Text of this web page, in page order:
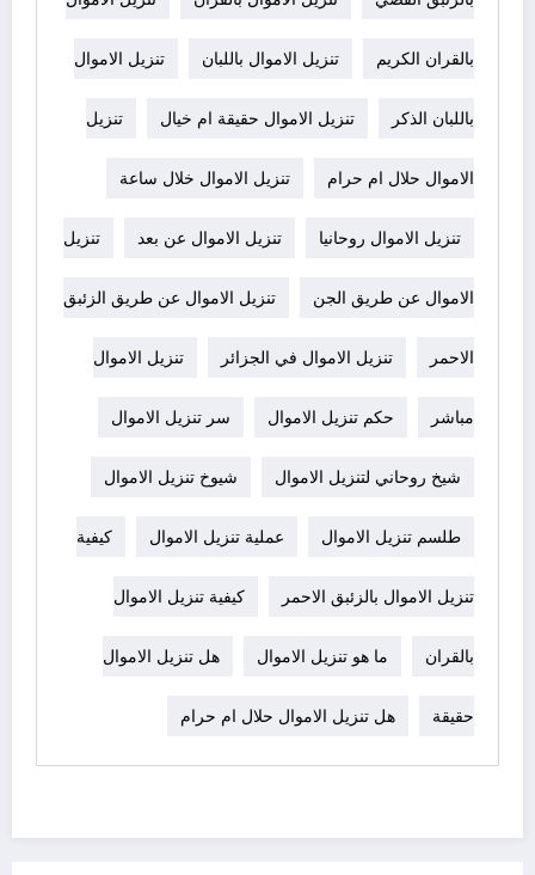
بالقران الكريم تنزيل الاموال باللبان تنزيل الاموال
باللبان الذكر تنزيل الاموال حقيقة ام خيال تنزيل
الاموال حلال ام حرام تنزيل الاموال خلال ساعة
تنزيل الاموال روحانيا تنزيل الاموال عن بعد تنزيل
الاموال عن طريق الجن تنزيل الاموال عن طريق الزئبق
الاحمر تنزيل الاموال في الجزائر تنزيل الاموال
مباشر حكم تنزيل الاموال سر تنزيل الاموال
شيخ روحاني لتنزيل الاموال شيوخ تنزيل الاموال
طلسم تنزيل الاموال عملية تنزيل الاموال كيفية
تنزيل الاموال بالزئبق الاحمر كيفية تنزيل الاموال
بالقران ما هو تنزيل الاموال هل تنزيل الاموال
حقيقة هل تنزيل الاموال حلال ام حرام